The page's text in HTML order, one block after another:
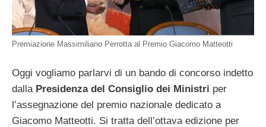
Premiazione Massimiliano Perrotta al Premio Giacomo Matteotti
Oggi vogliamo parlarvi di un bando di concorso indetto
dalla Presidenza del Consiglio dei Ministri per
l’assegnazione del premio nazionale dedicato a
Giacomo Matteotti. Si tratta dell’ottava edizione per